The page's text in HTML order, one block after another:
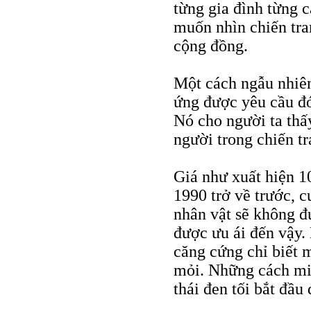
từng gia đình từng
muốn nhìn chiến
cộng đồng.
Một cách ngẫu
ứng được yêu cầu
Nó cho người ta
người trong chiến
Giá như xuất hiện
1990 trở về trước,
nhân vật sẽ không
được ưu ái đến
căng cứng chỉ biết
mỏi. Những cách
thái đen tối bắt đầu